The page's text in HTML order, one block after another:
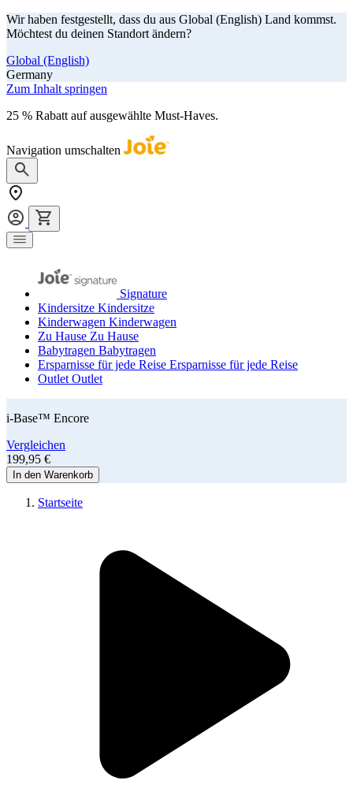
Wir haben festgestellt, dass du aus Global (English) Land kommst.
Möchtest du deinen Standort ändern?
Global (English)
Germany
Zum Inhalt springen
25 % Rabatt auf ausgewählte Must-Haves.
Navigation umschalten
Signature
Kindersitze Kindersitze
Kinderwagen Kinderwagen
Zu Hause Zu Hause
Babytragen Babytragen
Ersparnisse für jede Reise Ersparnisse für jede Reise
Outlet Outlet
i-Base™ Encore
Vergleichen
199,95 €
In den Warenkorb
Startseite